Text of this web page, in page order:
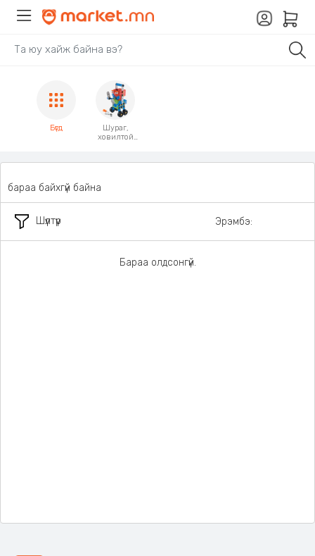
Бүгд
Шураг,
ховилтой
Шүүлтүүр
бараа байхгүй байна
Эрэмбэ:
Бараа олдсонгүй.